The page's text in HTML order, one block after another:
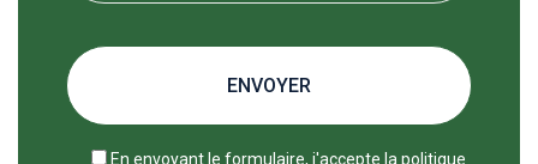
ENVOYER
En envoyant le formulaire, j'accepte la politique